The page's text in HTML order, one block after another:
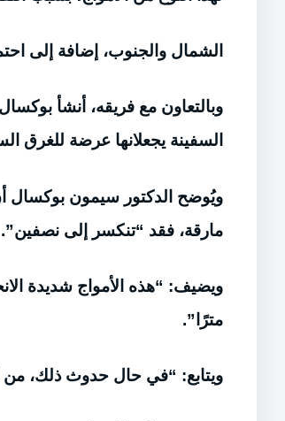
الشمال والجنوب، إضافة إلى
وبالتعاون مع فريقه، أنشأ
السفينة يجعلانها عرضة للغرق
ويُوضح الدكتور سيمون بوكسال
مارقة، فقد “تنكسر إلى نصفين”.
مترًا”.
ويتابع: “في حال حدوث ذلك، من